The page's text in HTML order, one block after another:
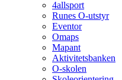
4allsport
Runes O-utstyr
Eventor
Omaps
Mapant
Aktivitetsbanken
O-skolen